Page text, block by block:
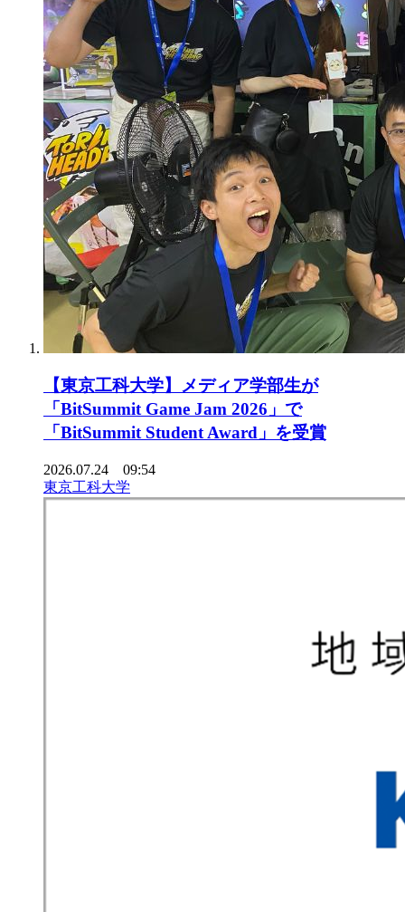
【東京工科大学】メディア学部生が
「BitSummit Game Jam 2026」で
「BitSummit Student Award」を受賞
2026.07.24 09:54
東京工科大学